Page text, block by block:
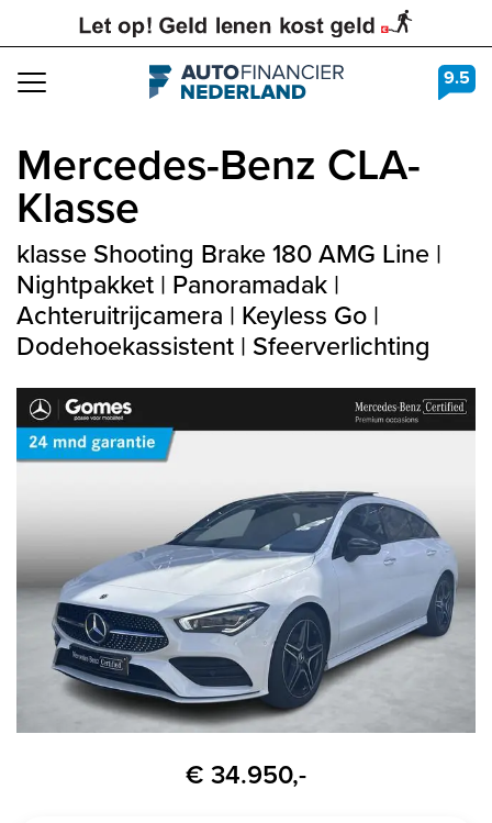
Navigation 9.5
Mercedes-Benz CLA-
Klasse
klasse Shooting Brake 180 AMG Line |
Nightpakket | Panoramadak |
Achteruitrijcamera | Keyless Go |
Dodehoekassistent | Sfeerverlichting
€ 34.950,-